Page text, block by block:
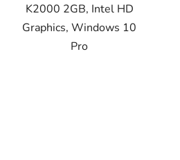
K2000 2GB, Intel HD
Graphics, Windows 10
Pro